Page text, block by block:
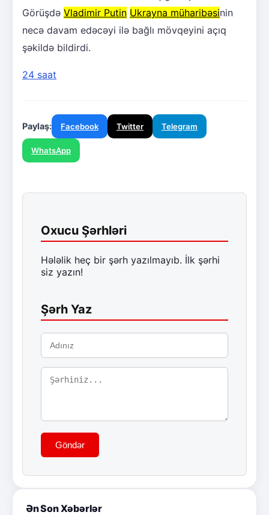
Görüşdə Vladimir Putin Ukrayna müharibəsinin
necə davam edəcəyi ilə bağlı mövqeyini açıq
şəkildə bildirdi.
24 saat
Paylaş: Facebook Twitter Telegram
WhatsApp
Oxucu Şərhləri
Hələlik heç bir şərh yazılmayıb. İlk şərhi
siz yazın!
Şərh Yaz
Göndər
Ən Son Xəbərlər